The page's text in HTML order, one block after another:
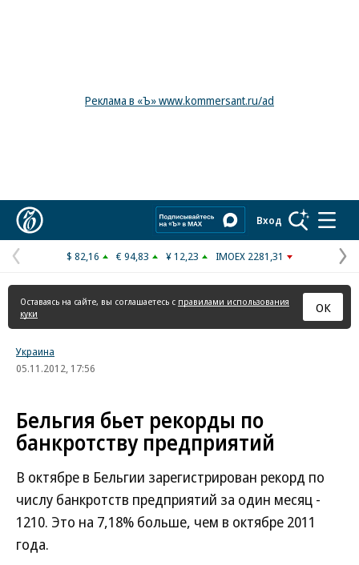
Реклама в «Ъ» www.kommersant.ru/ad
Вход
Предыдущая
страница
$ 82,16 € 94,83 ¥ 12,23 IMOEX 2281,31
Оставаясь на сайте, вы соглашаетесь с правилами использования
куки
ОК
Украина
05.11.2012, 17:56
Бельгия бьет рекорды по
банкротству предприятий
В октябре в Бельгии зарегистрирован рекорд по
числу банкротств предприятий за один месяц -
1210. Это на 7,18% больше, чем в октябре 2011
года.